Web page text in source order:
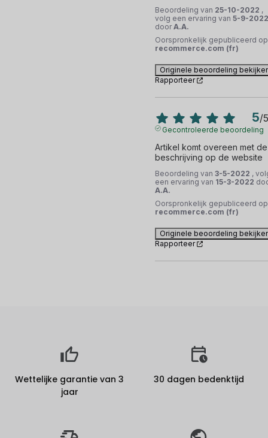
Beoordeling van 25-10-2022 ,
volg een ervaring van 5-9-2022
door A.A.
Oorspronkelijk gepubliceerd op
recommerce.com (fr)
Originele beoordeling
Rapporteer
5/5
Gecontroleerde beoordeling
Artikel komt overeen met de
beschrijving op de website
Beoordeling van 3-5-2022 ,
een ervaring van 15-3-2022
A.A.
Oorspronkelijk gepubliceerd op
recommerce.com (fr)
Originele beoordeling
Rapporteer
Wettelijke garantie van 3
jaar
30 dagen bedenktijd